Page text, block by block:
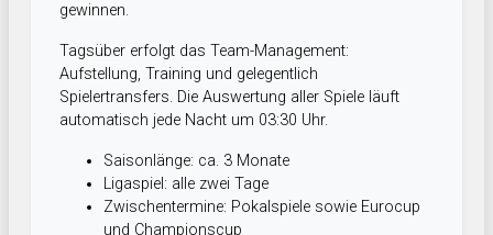
gewinnen.
Tagsüber erfolgt das Team-Management:
Aufstellung, Training und gelegentlich
Spielertransfers. Die Auswertung aller Spiele läuft
automatisch jede Nacht um 03:30 Uhr.
Saisonlänge: ca. 3 Monate
Ligaspiel: alle zwei Tage
Zwischentermine: Pokalspiele sowie Eurocup
und Championscup